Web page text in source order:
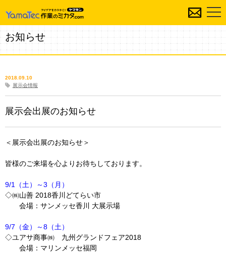
お知らせ
2018.09.10
展示会情報
展示会出展のお知らせ
＜展示会出展のお知らせ＞
皆様のご来場を心よりお待ちしております。
9/1（土）～3（月）
◇㈱山善 2018香川どてらい市
会場：サンメッセ香川 大展示場
9/7（金）～8（土）
◇ユアサ商事㈱ 九州グランドフェア2018
会場：マリンメッセ福岡